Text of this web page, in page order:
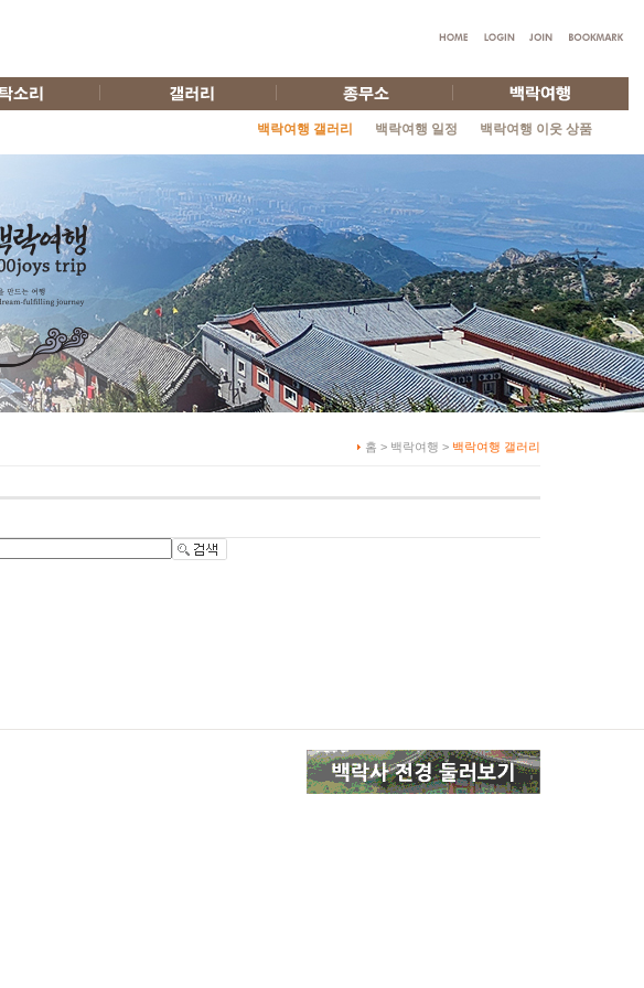
백락여행 갤러리 백락여행 일정 백락여행 이웃 상품
홈 > 백락여행 > 백락여행 갤러리